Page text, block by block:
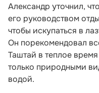
Александр уточнил,
его руководством
чтобы искупаться в
Он порекомендовал
Таштай в теплое
только природными
водой.